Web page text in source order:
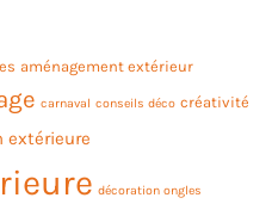
aménagement extérieur
carnaval conseils déco créativité
extérieure
décoration ongles